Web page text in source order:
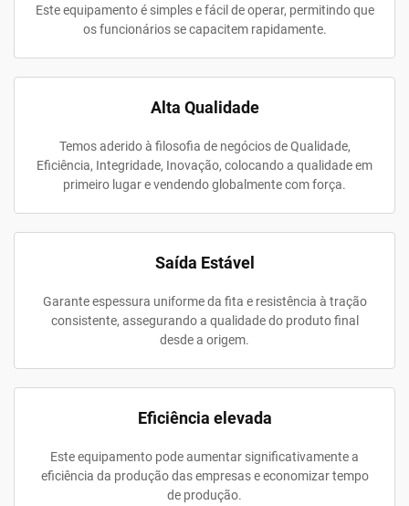
Este equipamento é simples e fácil de operar, permitindo que
os funcionários se capacitem rapidamente.
Alta Qualidade
Temos aderido à filosofia de negócios de Qualidade,
Eficiência, Integridade, Inovação, colocando a qualidade em
primeiro lugar e vendendo globalmente com força.
Saída Estável
Garante espessura uniforme da fita e resistência à tração
consistente, assegurando a qualidade do produto final
desde a origem.
Eficiência elevada
Este equipamento pode aumentar significativamente a
eficiência da produção das empresas e economizar tempo
de produção.